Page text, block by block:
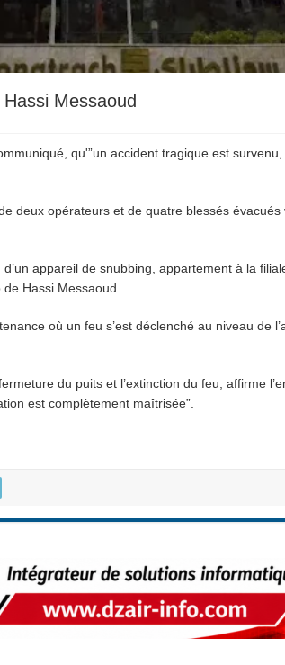
Messaoud
qu'”un accident tragique est
deux opérateurs et de quatre blessés
appareil de snubbing, appartement à la
Hassi Messaoud.
où un feu s’est déclenché au niveau de
du puits et l’extinction du feu, affirme
est complètement maîtrisée”.